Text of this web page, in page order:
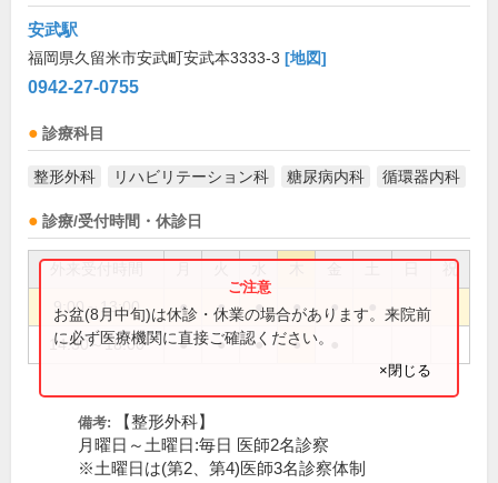
安武駅
福岡県久留米市安武町安武本3333-3 [地図]
0942-27-0755
診療科目
整形外科 リハビリテーション科 糖尿病内科 循環器内科
診療/受付時間・休診日
祝
9:00～13:00 ● ● ● ● ●
14:30～18:00 ● ● ● ●
お盆(8月中旬)は休診・休業の場合があります。来院前
に必ず医療機関に直接ご確認ください。
×閉じる
備考:
【整形外科】
月曜日～土曜日:毎日 医師2名診察
※土曜日は(第2、第4)医師3名診察体制